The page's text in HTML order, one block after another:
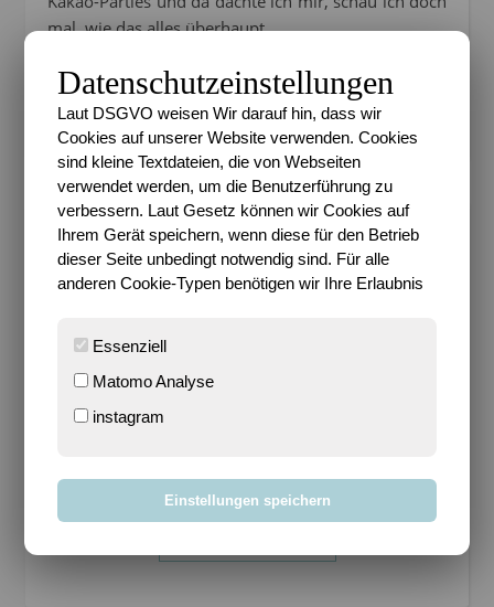
mal, wie das alles überhaupt…
WEITERLESEN
ALLTAGSCHAOS
Rückblick [#05]
Sari / 30. Januar 2011
lang. Und diese Woche werde ich nutzen. Oder auch
paar Sachen auszusortieren und…
Datenschutzeinstellungen
Laut DSGVO weisen Wir darauf hin, dass wir
Cookies auf unserer Website verwenden. Cookies
sind kleine Textdateien, die von Webseiten
verwendet werden, um die Benutzerführung zu
verbessern. Laut Gesetz können wir Cookies auf
Ihrem Gerät speichern, wenn diese für den Betrieb
dieser Seite unbedingt notwendig sind. Für alle
anderen Cookie-Typen benötigen wir Ihre Erlaubnis
Essenziell
Matomo Analyse
instagram
Einstellungen speichern